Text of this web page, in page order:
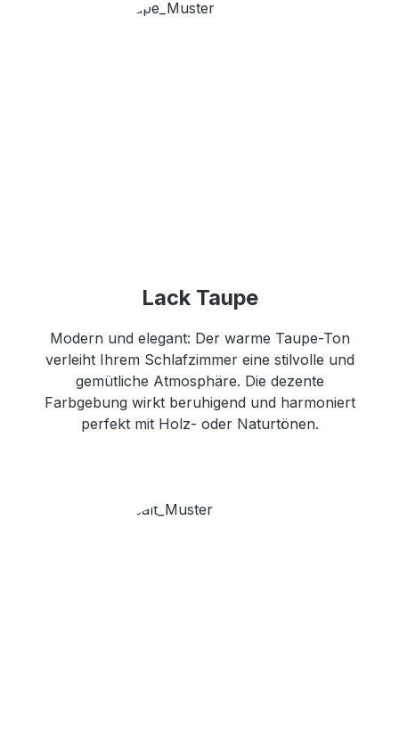
Lack Taupe
Modern und elegant: Der warme Taupe-Ton
verleiht Ihrem Schlafzimmer eine stilvolle und
gemütliche Atmosphäre. Die dezente
Farbgebung wirkt beruhigend und harmoniert
perfekt mit Holz- oder Naturtönen.